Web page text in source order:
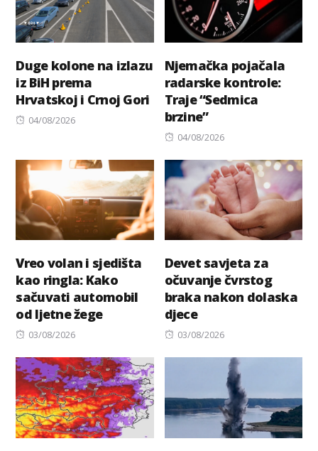
Duge kolone na izlazu
iz BiH prema
Hrvatskoj i Crnoj Gori
Posted
04/08/2026
Njemačka pojačala
radarske kontrole:
Traje “Sedmica
brzine”
Posted
04/08/2026
Vreo volan i sjedišta
kao ringla: Kako
sačuvati automobil
od ljetne žege
Posted
03/08/2026
Devet savjeta za
očuvanje čvrstog
braka nakon dolaska
djece
Posted
03/08/2026